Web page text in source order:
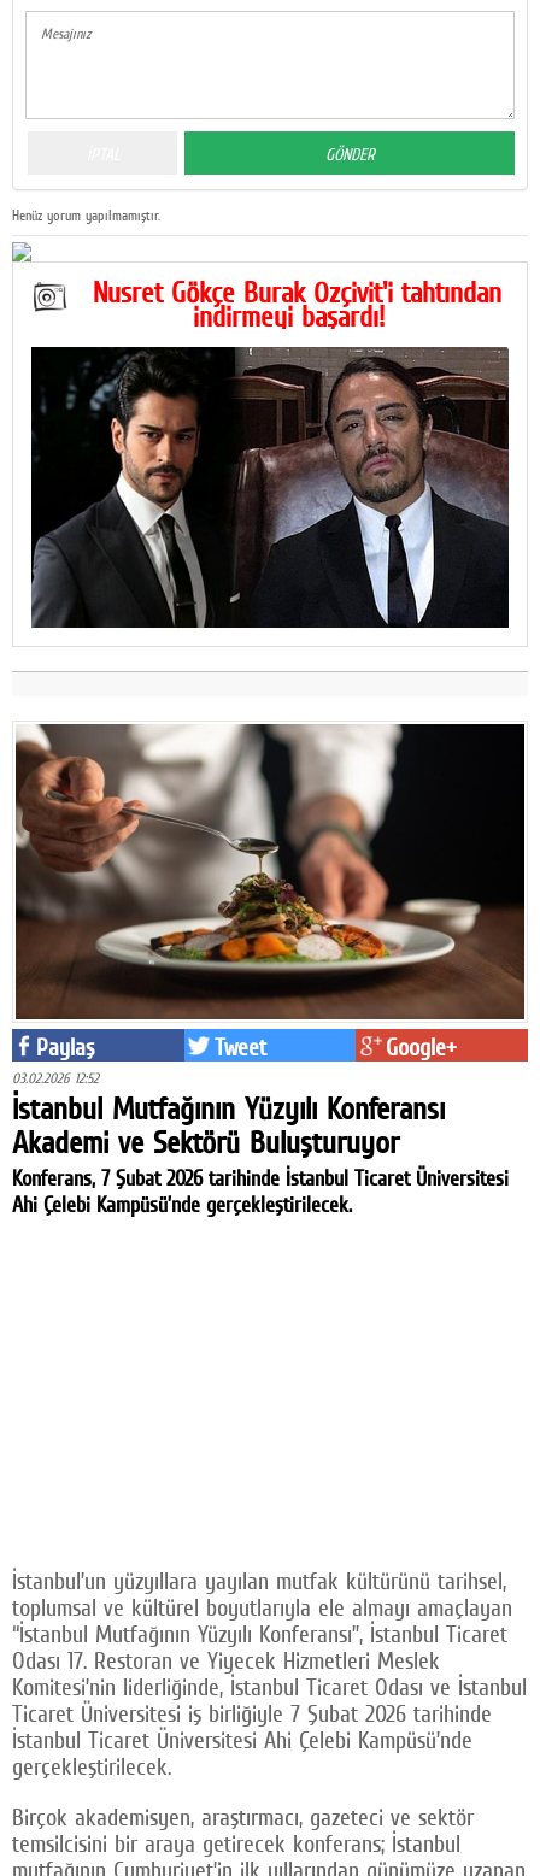
Henüz yorum yapılmamıştır.
Nusret Gökçe Burak Özçivit'i tahtından
indirmeyi başardı!
Paylaş Tweet Google+
03.02.2026 12:52
İstanbul Mutfağının Yüzyılı Konferansı
Akademi ve Sektörü Buluşturuyor
Konferans, 7 Şubat 2026 tarihinde İstanbul Ticaret Üniversitesi
Ahi Çelebi Kampüsü’nde gerçekleştirilecek.
İstanbul’un yüzyıllara yayılan mutfak kültürünü tarihsel,
toplumsal ve kültürel boyutlarıyla ele almayı amaçlayan
“İstanbul Mutfağının Yüzyılı Konferansı”, İstanbul Ticaret
Odası 17. Restoran ve Yiyecek Hizmetleri Meslek
Komitesi’nin liderliğinde, İstanbul Ticaret Odası ve İstanbul
Ticaret Üniversitesi iş birliğiyle 7 Şubat 2026 tarihinde
İstanbul Ticaret Üniversitesi Ahi Çelebi Kampüsü’nde
gerçekleştirilecek.
Birçok akademisyen, araştırmacı, gazeteci ve sektör
temsilcisini bir araya getirecek konferans; İstanbul
mutfağının Cumhuriyet’in ilk yıllarından günümüze uzanan